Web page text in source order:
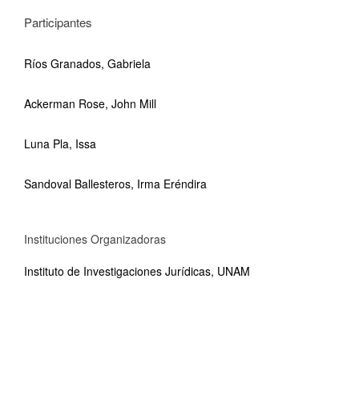
Participantes
Ríos Granados, Gabriela
Ackerman Rose, John Mill
Luna Pla, Issa
Sandoval Ballesteros, Irma Eréndira
Instituciones Organizadoras
Instituto de Investigaciones Jurídicas, UNAM